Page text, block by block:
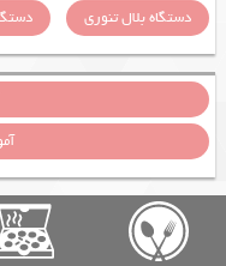
دستگاه بلال تنوری